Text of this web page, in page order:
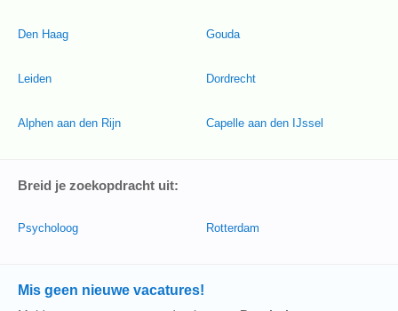
Den Haag
Leiden
Alphen aan den Rijn
Gouda
Dordrecht
Capelle aan den IJssel
Breid je zoekopdracht uit:
Psycholoog Rotterdam
Mis geen nieuwe vacatures!